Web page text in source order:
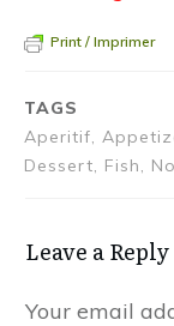
Print / Imprimer
TAGS
Aperitif,
Dessert, Fish,
Leave a Reply
Your email